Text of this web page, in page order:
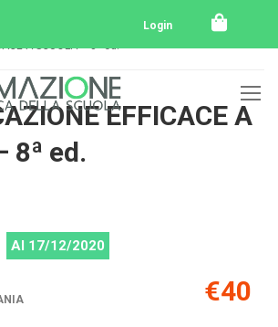
Login
A SCUOLA – 8ª ed.
EFFICACE A
8ª ed.
Al 17/12/2020
€40